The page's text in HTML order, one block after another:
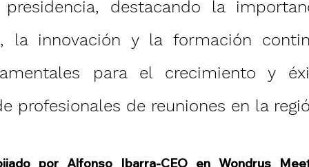
destacando la
la innovación y la formación
para el crecimiento y
profesionales de reuniones en la
por Alfonso Ibarra-CEO en Wondrus